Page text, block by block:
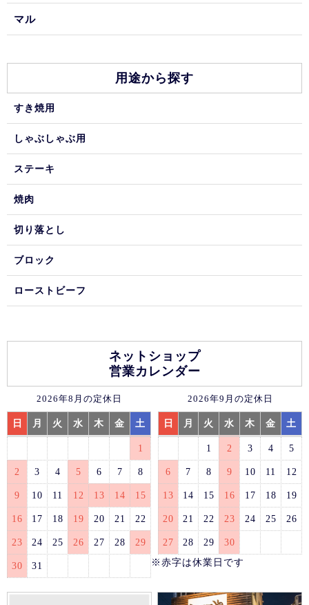
マル
用途から探す
すき焼用
しゃぶしゃぶ用
ステーキ
焼肉
切り落とし
ブロック
ローストビーフ
ネットショップ
営業カレンダー
2026年8月の定休日
日 月 火 水 木 金 土
1
2 3 4 5 6 7 8
9 10 11 12 13 14 15
16 17 18 19 20 21 22
23 24 25 26 27 28 29
30 31
2026年9月の定休日
日 月 火 水 木 金 土
1 2 3 4 5
6 7 8 9 10 11 12
13 14 15 16 17 18 19
20 21 22 23 24 25 26
27 28 29
30
※赤字は休業日です